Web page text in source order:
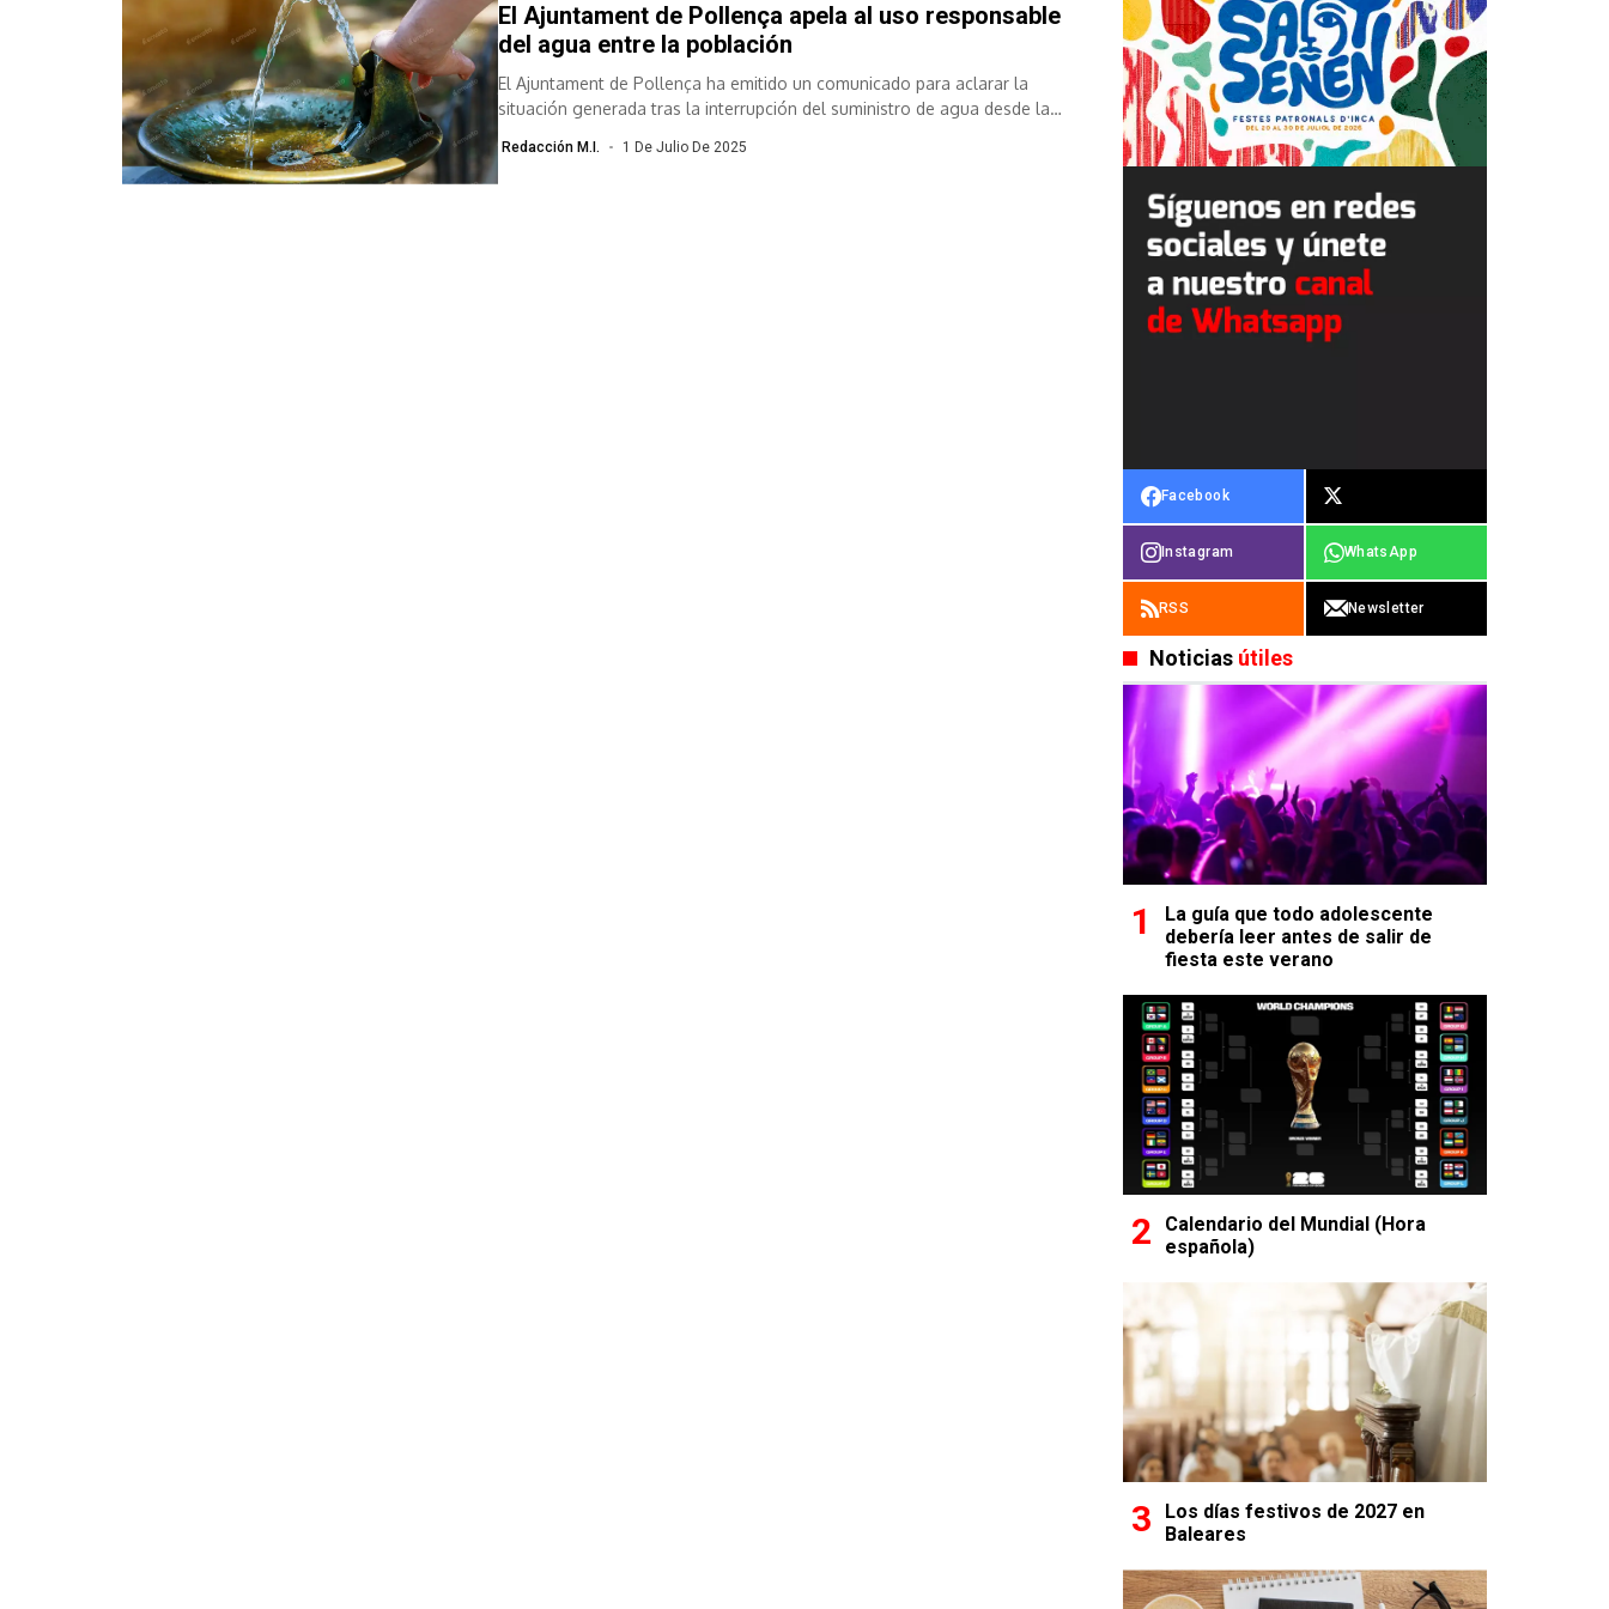
El Ajuntament de Pollença apela al uso responsable
del agua entre la población
El Ajuntament de Pollença ha emitido un comunicado para aclarar la
situación generada tras la interrupción del suministro de agua desde la
Redacción M.I. 1 De Julio De 2025
Facebook
Instagram WhatsApp
RSS Newsletter
Noticias útiles
La guía que todo adolescente
debería leer antes de salir de
fiesta este verano
Calendario del Mundial (Hora
española)
Los días festivos de 2027 en
Baleares